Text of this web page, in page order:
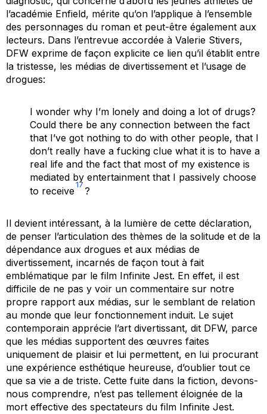
l’académie Enfield, mérite qu’on l’applique à l’ensemble
des personnages du roman et peut-être également aux
lecteurs. Dans l’entrevue accordée à Valerie Stivers,
DFW exprime de façon explicite ce lien qu’il établit entre
la tristesse, les médias de divertissement et l’usage de
drogues:
I wonder why I’m lonely and doing a lot of drugs?
Could there be any connection between the fact
that I’ve got nothing to do with other people, that I
don’t really have a fucking clue what it is to have a
real life and the fact that most of my existence is
mediated by entertainment that I passively choose
to receive
17
?
Il devient intéressant, à la lumière de cette déclaration,
de penser l’articulation des thèmes de la solitude et de la
dépendance aux drogues et aux médias de
divertissement, incarnés de façon tout à fait
emblématique par le film Infinite Jest. En effet, il est
difficile de ne pas y voir un commentaire sur notre
propre rapport aux médias, sur le semblant de relation
au monde que leur fonctionnement induit. Le sujet
contemporain apprécie l’art divertissant, dit DFW, parce
que les médias supportent des œuvres faites
uniquement de plaisir et lui permettent, en lui procurant
une expérience esthétique heureuse, d’oublier tout ce
que sa vie a de triste. Cette fuite dans la fiction, devons-
nous comprendre, n’est pas tellement éloignée de la
mort effective des spectateurs du film Infinite Jest.